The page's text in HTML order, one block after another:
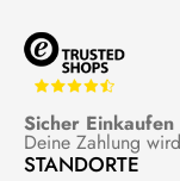
Sicher Einkaufen
Deine Zahlung
STANDORTE